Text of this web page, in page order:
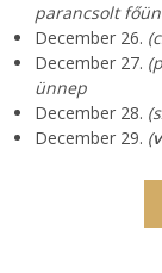
parancsolt
December 26.
December 27.
ünnep
December 28.
December 29. (